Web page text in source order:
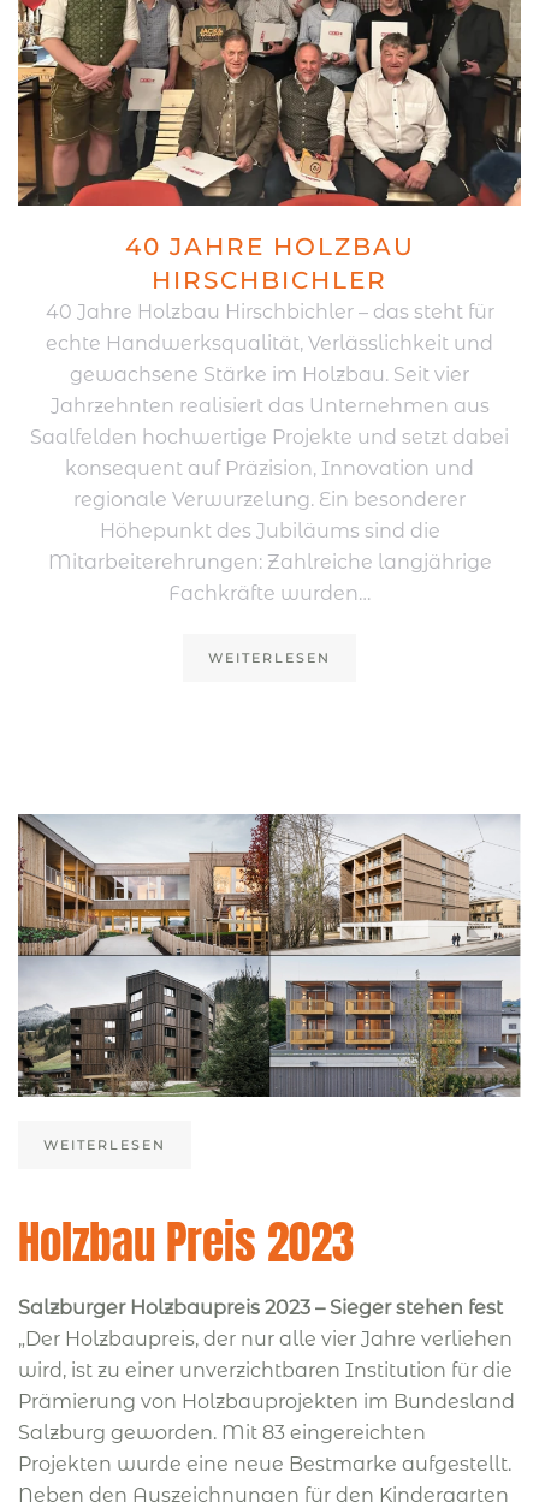
40 JAHRE HOLZBAU
HIRSCHBICHLER
40 Jahre Holzbau Hirschbichler – das steht für
echte Handwerksqualität, Verlässlichkeit und
gewachsene Stärke im Holzbau. Seit vier
Jahrzehnten realisiert das Unternehmen aus
Saalfelden hochwertige Projekte und setzt dabei
konsequent auf Präzision, Innovation und
regionale Verwurzelung. Ein besonderer
Höhepunkt des Jubiläums sind die
Mitarbeiterehrungen: Zahlreiche langjährige
Fachkräfte wurden…
WEITERLESEN
WEITERLESEN
Holzbau Preis 2023
Salzburger Holzbaupreis 2023 – Sieger stehen fest
„Der Holzbaupreis, der nur alle vier Jahre verliehen
wird, ist zu einer unverzichtbaren Institution für die
Prämierung von Holzbauprojekten im Bundesland
Salzburg geworden. Mit 83 eingereichten
Projekten wurde eine neue Bestmarke aufgestellt.
Neben den Auszeichnungen für den Kindergarten